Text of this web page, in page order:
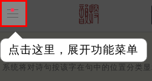
点击这里，展开功能菜单
字：
系统将对诗句按该字在句中的位置分类显